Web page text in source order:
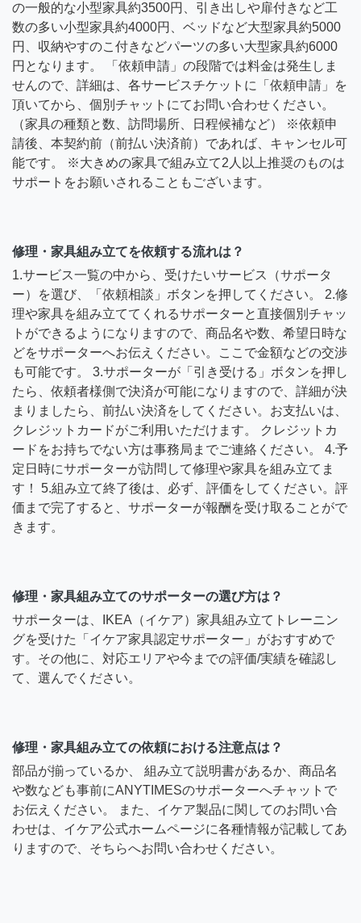
の一般的な小型家具約3500円、引き出しや扉付きなど工
数の多い小型家具約4000円、ベッドなど大型家具約5000
円、収納やすのこ付きなどパーツの多い大型家具約6000
円となります。 「依頼申請」の段階では料金は発生しま
せんので、詳細は、各サービスチケットに「依頼申請」を
頂いてから、個別チャットにてお問い合わせください。
（家具の種類と数、訪問場所、日程候補など） ※依頼申
請後、本契約前（前払い決済前）であれば、キャンセル可
能です。 ※大きめの家具で組み立て2人以上推奨のものは
サポートをお願いされることもございます。
修理・家具組み立てを依頼する流れは？
1.サービス一覧の中から、受けたいサービス（サポータ
ー）を選び、「依頼相談」ボタンを押してください。 2.修
理や家具を組み立ててくれるサポーターと直接個別チャッ
トができるようになりますので、商品名や数、希望日時な
どをサポーターへお伝えください。ここで金額などの交渉
も可能です。 3.サポーターが「引き受ける」ボタンを押し
たら、依頼者様側で決済が可能になりますので、詳細が決
まりましたら、前払い決済をしてください。お支払いは、
クレジットカードがご利用いただけます。 クレジットカ
ードをお持ちでない方は事務局までご連絡ください。 4.予
定日時にサポーターが訪問して修理や家具を組み立てま
す！ 5.組み立て終了後は、必ず、評価をしてください。評
価まで完了すると、サポーターが報酬を受け取ることがで
きます。
修理・家具組み立てのサポーターの選び方は？
サポーターは、IKEA（イケア）家具組み立てトレーニン
グを受けた「イケア家具認定サポーター」がおすすめで
す。その他に、対応エリアや今までの評価/実績を確認し
て、選んでください。
修理・家具組み立ての依頼における注意点は？
部品が揃っているか、 組み立て説明書があるか、商品名
や数なども事前にANYTIMESのサポーターへチャットで
お伝えください。 また、イケア製品に関してのお問い合
わせは、イケア公式ホームページに各種情報が記載してあ
りますので、そちらへお問い合わせください。